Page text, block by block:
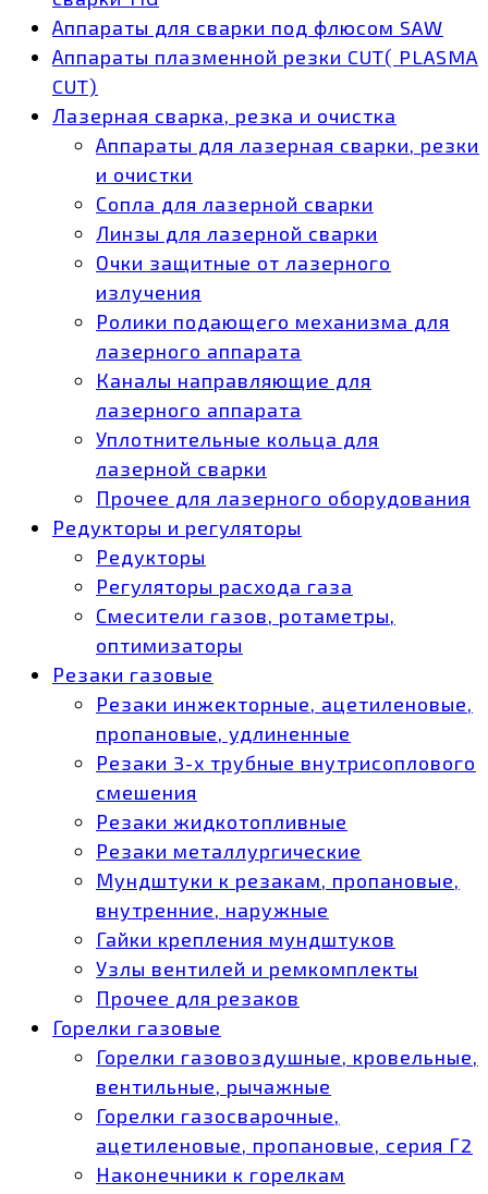
Аппараты для сварки под флюсом SAW
Аппараты плазменной резки CUT( PLASMA
CUT)
Лазерная сварка, резка и очистка
Аппараты для лазерная сварки, резки
и очистки
Сопла для лазерной сварки
Линзы для лазерной сварки
Очки защитные от лазерного
излучения
Ролики подающего механизма для
лазерного аппарата
Каналы направляющие для
лазерного аппарата
Уплотнительные кольца для
лазерной сварки
Прочее для лазерного оборудования
Редукторы и регуляторы
Редукторы
Регуляторы расхода газа
Смесители газов, ротаметры,
оптимизаторы
Резаки газовые
Резаки инжекторные, ацетиленовые,
пропановые, удлиненные
Резаки 3-х трубные внутрисоплового
смешения
Резаки жидкотопливные
Резаки металлургические
Мундштуки к резакам, пропановые,
внутренние, наружные
Гайки крепления мундштуков
Узлы вентилей и ремкомплекты
Прочее для резаков
Горелки газовые
Горелки газовоздушные, кровельные,
вентильные, рычажные
Горелки газосварочные,
ацетиленовые, пропановые, серия Г2
Наконечники к горелкам